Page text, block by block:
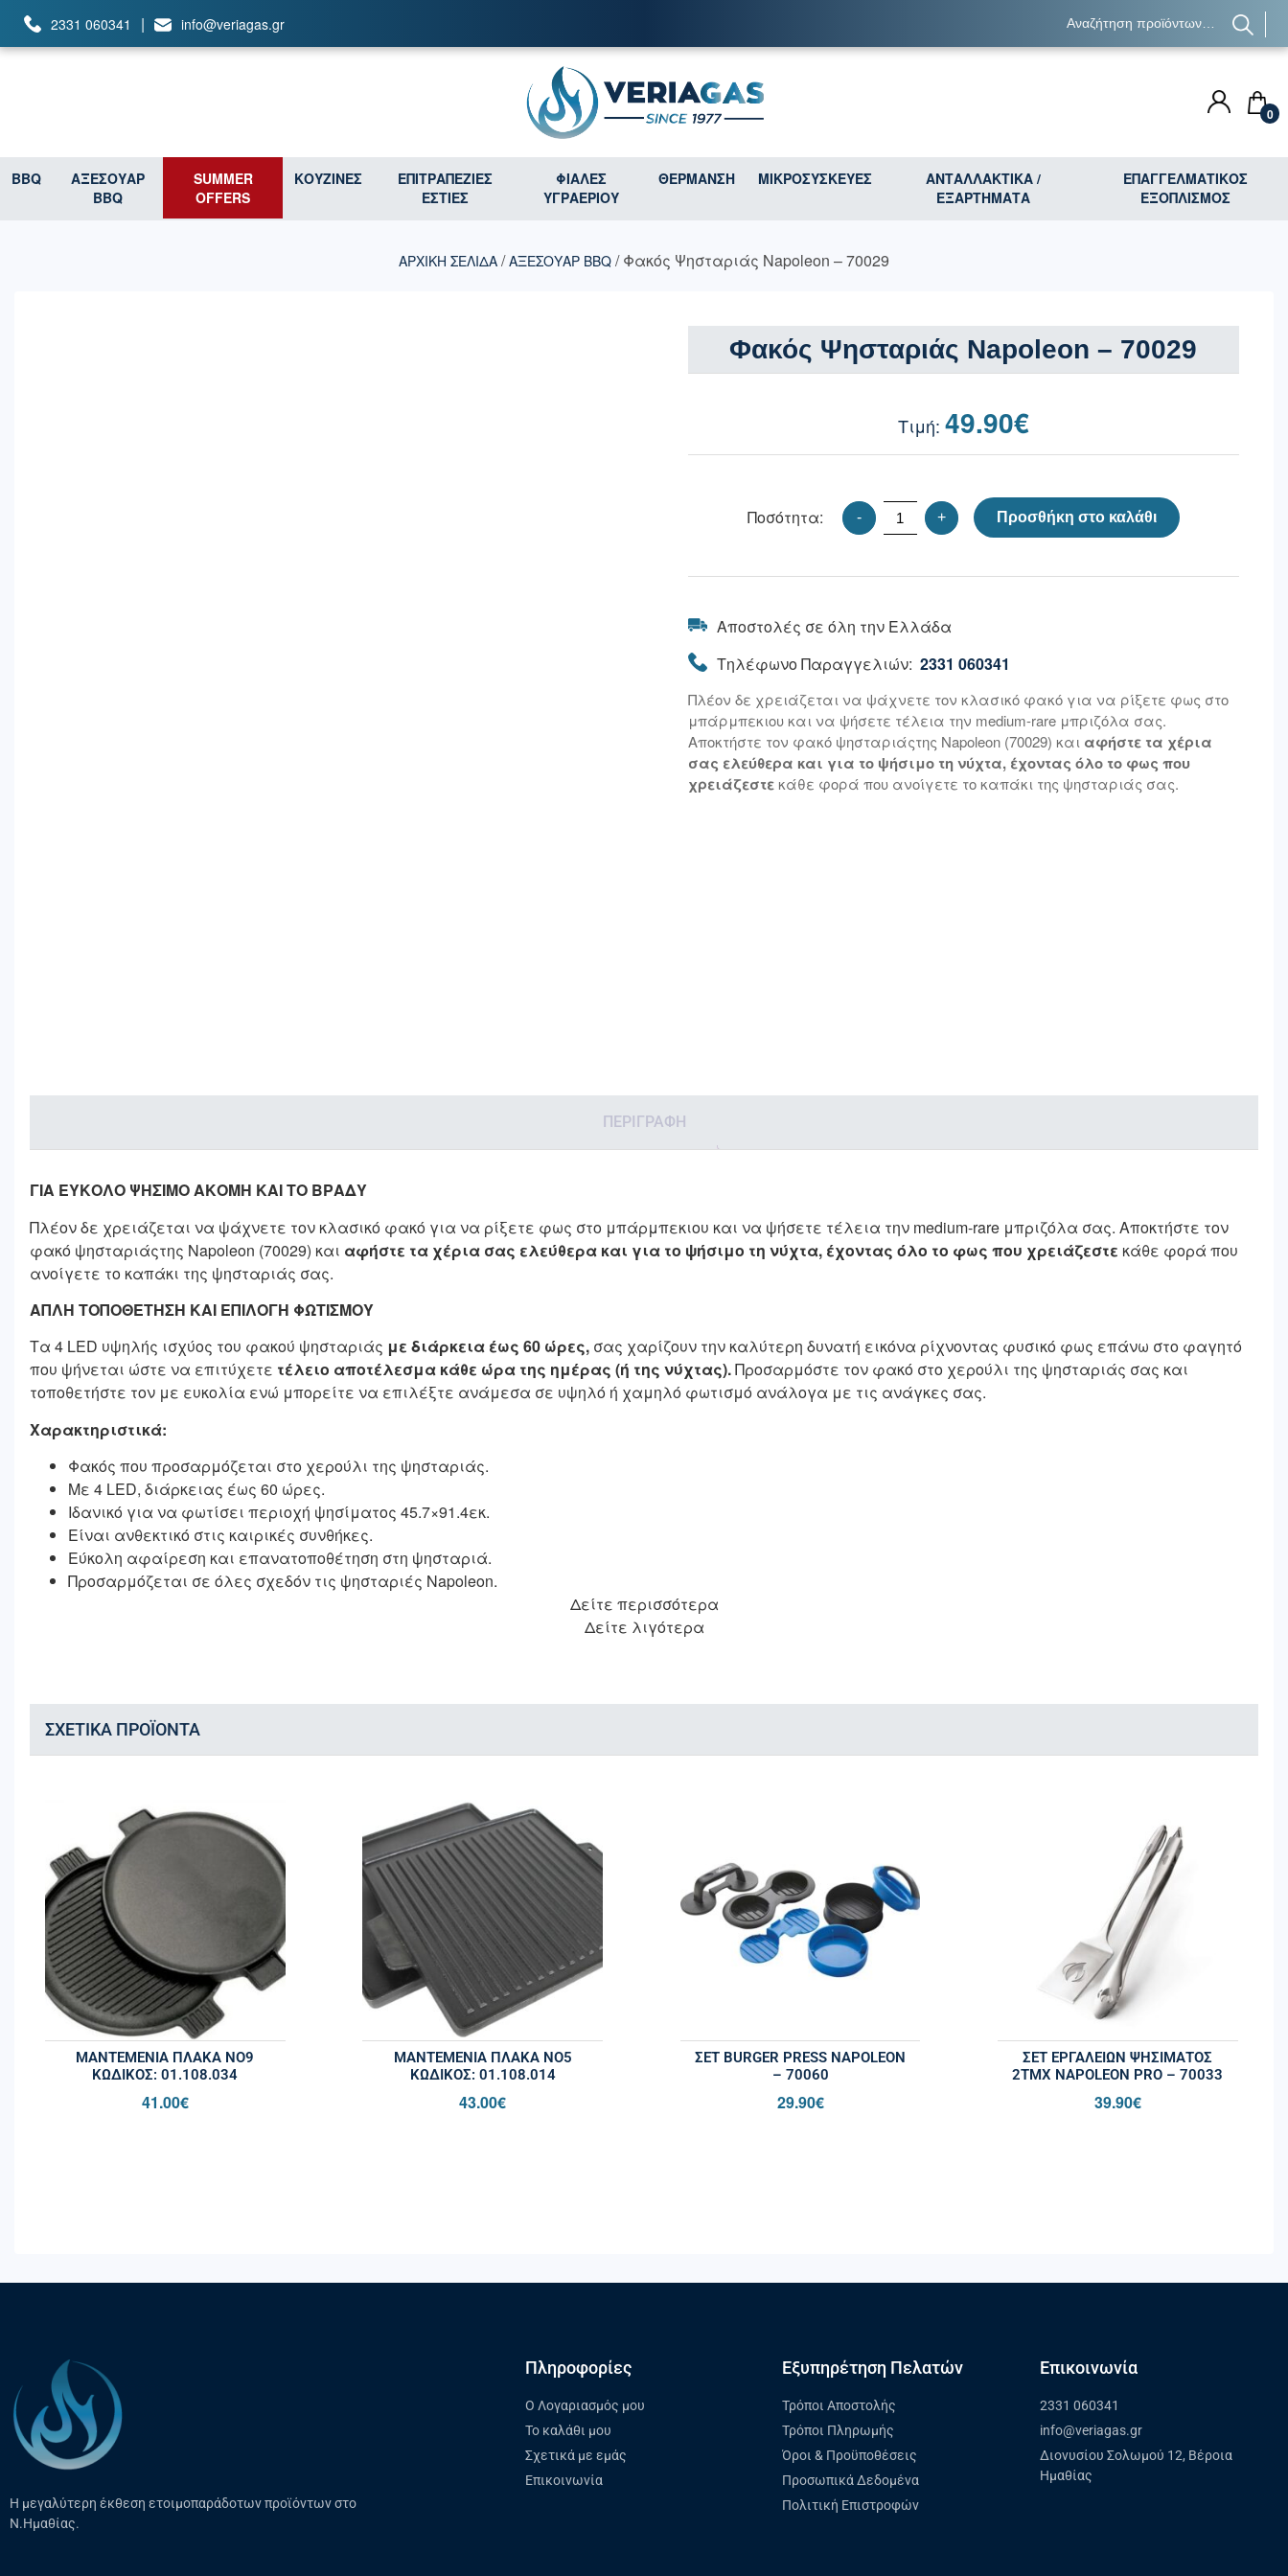
2331 060341 | info@veriagas.gr
0
BBQ
ΑΞΕΣΟΥΑΡ
BBQ
SUMMER
OFFERS
ΚΟΥΖΙΝΕΣ
ΕΠΙΤΡΑΠΕΖΙΕΣ
ΕΣΤΙΕΣ
ΦΙΑΛΕΣ
ΥΓΡΑΕΡΙΟΥ
ΘΕΡΜΑΝΣΗ ΜΙΚΡΟΣΥΣΚΕΥΕΣ
ΑΝΤΑΛΛΑΚΤΙΚΑ /
ΕΞΑΡΤΗΜΑΤΑ
ΕΠΑΓΓΕΛΜΑΤΙΚΟΣ
ΕΞΟΠΛΙΣΜΟΣ
ΑΡΧΙΚΉ ΣΕΛΊΔΑ /ΑΞΕΣΟΥΑΡ BBQ / Φακός Ψησταριάς Napoleon – 70029
Φακός Ψησταριάς Napoleon – 70029
49.90€
Ποσότητα: - + Προσθήκη στο καλάθι
Αποστολές σε όλη την Ελλάδα
Τηλέφωνο Παραγγελιών: 2331 060341
Πλέον δε χρειάζεται να ψάχνετε τον κλασικό φακό για να ρίξετε φως στο
μπάρμπεκιου και να ψήσετε τέλεια την medium-rare μπριζόλα σας.
Αποκτήστε τον φακό ψησταριάςτης Napoleon (70029) και αφήστε τα χέρια
σας ελεύθερα και για το ψήσιμο τη νύχτα, έχοντας όλο το φως που
χρειάζεστεκάθε φορά που ανοίγετε το καπάκι της ψησταριάς σας.
ΠΕΡΙΓΡΑΦΉ
ΓΙΑ ΕΥΚΟΛΟ ΨΗΣΙΜΟ ΑΚΟΜΗ ΚΑΙ ΤΟ ΒΡΑΔΥ
Πλέον δε χρειάζεται να ψάχνετε τον κλασικό φακό για να ρίξετε φως στο μπάρμπεκιου και να ψήσετε τέλεια την medium-rare μπριζόλα σας. Αποκτήστε τον
φακό ψησταριάςτης Napoleon (70029) και αφήστε τα χέρια σας ελεύθερα και για το ψήσιμο τη νύχτα, έχοντας όλο το φως που χρειάζεστε κάθε φορά που
ανοίγετε το καπάκι της ψησταριάς σας.
ΑΠΛΗ ΤΟΠΟΘΕΤΗΣΗ ΚΑΙ ΕΠΙΛΟΓΗ ΦΩΤΙΣΜΟΥ
Τα 4 LED υψηλής ισχύος του φακού ψησταριάς με διάρκεια έως 60 ώρες, σας χαρίζουν την καλύτερη δυνατή εικόνα ρίχνοντας φυσικό φως επάνω στο φαγητό
που ψήνεται ώστε να επιτύχετε τέλειο αποτέλεσμα κάθε ώρα της ημέρας (ή της νύχτας).Προσαρμόστε τον φακό στο χερούλι της ψησταριάς σας και
τοποθετήστε τον με ευκολία ενώ μπορείτε να επιλέξτε ανάμεσα σε υψηλό ή χαμηλό φωτισμό ανάλογα με τις ανάγκες σας.
Χαρακτηριστικά:
Φακός που προσαρμόζεται στο χερούλι της ψησταριάς.
Με 4 LED, διάρκειας έως 60 ώρες.
Ιδανικό για να φωτίσει περιοχή ψησίματος 45.7×91.4εκ.
Είναι ανθεκτικό στις καιρικές συνθήκες.
Εύκολη αφαίρεση και επανατοποθέτηση στη ψησταριά.
Προσαρμόζεται σε όλες σχεδόν τις ψησταριές Napoleon.
Δείτε περισσότερα
Δείτε λιγότερα
ΣΧΕΤΙΚΆ ΠΡΟΪΌΝΤΑ
ΜΑΝΤΕΜΕΝΙΑ ΠΛΑΚΑ ΝΟ9
ΚΩΔΙΚΌΣ: 01.108.034
41.00€
ΜΑΝΤΕΜΕΝΙΑ ΠΛΑΚΑ ΝΟ5
ΚΩΔΙΚΌΣ: 01.108.014
43.00€
ΣΕΤ BURGER PRESS NAPOLEON
– 70060
29.90€
ΣΕΤ ΕΡΓΑΛΕΊΩΝ ΨΗΣΊΜΑΤΟΣ
2ΤΜΧ NAPOLEON PRO – 70033
39.90€
Η μεγαλύτερη έκθεση ετοιμοπαράδοτων προϊόντων στο
Ν.Ημαθίας.
Πληροφορίες
Ο Λογαριασμός μου
Το καλάθι μου
Σχετικά με εμάς
Επικοινωνία
Εξυπηρέτηση Πελατών
Τρόποι Αποστολής
Τρόποι Πληρωμής
Όροι & Προϋποθέσεις
Προσωπικά Δεδομένα
Πολιτική Επιστροφών
Επικοινωνία
2331 060341
info@veriagas.gr
Διονυσίου Σολωμού 12, Βέροια
Ημαθίας